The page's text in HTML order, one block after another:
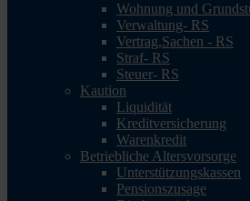
Wohnung und
Verwaltung- RS
Vertrag,Sachen - RS
Straf- RS
Steuer- RS
Kaution
Liquidität
Kreditversicherung
Warenkredit
Betriebliche Altersvorsorge
Unterstützungskassen
Pensionszusage